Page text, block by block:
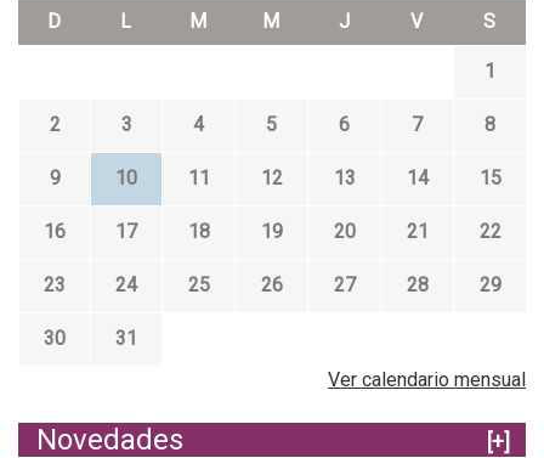
D L M M J V S
1
2 3 4 5 6 7 8
9 10 11 12 13 14 15
16 17 18 19 20 21 22
23 24 25 26 27 28 29
30
31
Ver calendario mensual
Novedades
[+]